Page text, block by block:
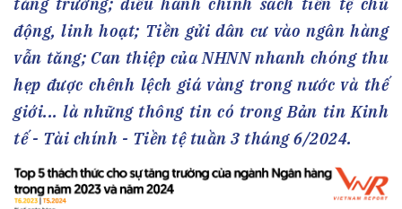
tăng trưởng; điều hành chính sách tiền tệ chủ
động, linh hoạt; Tiền gửi dân cư vào ngân hàng
vẫn tăng; Can thiệp của NHNN nhanh chóng thu
hẹp được chênh lệch giá vàng trong nước và thế
giới... là những thông tin có trong Bản tin Kinh
tế - Tài chính - Tiền tệ tuần 3 tháng 6/2024.